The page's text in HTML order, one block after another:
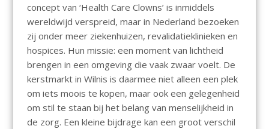
concept van ‘Health Care Clowns’ is inmiddels
wereldwijd verspreid, maar in Nederland bezoeken
zij onder meer ziekenhuizen, revalidatieklinieken en
hospices. Hun missie: een moment van lichtheid
brengen in een omgeving die vaak zwaar voelt. De
kerstmarkt in Wilnis is daarmee niet alleen een plek
om iets moois te kopen, maar ook een gelegenheid
om stil te staan bij het belang van menselijkheid in
de zorg. Een kleine bijdrage kan een groot verschil